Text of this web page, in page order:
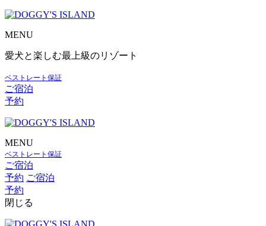
MENU
愛犬と楽しむ最上級のリゾート
ベストレート保証
ご宿泊
予約
MENU
ベストレート保証
ご宿泊
予約 ご宿泊
予約
閉じる